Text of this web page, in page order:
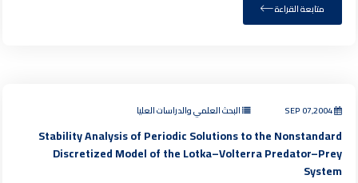
متابعة القراءة
SEP 07,2004 البحث العلمي والدراسات العليا
Stability Analysis of Periodic Solutions to the Nonstandard
Discretized Model of the Lotka–Volterra Predator–Prey
System